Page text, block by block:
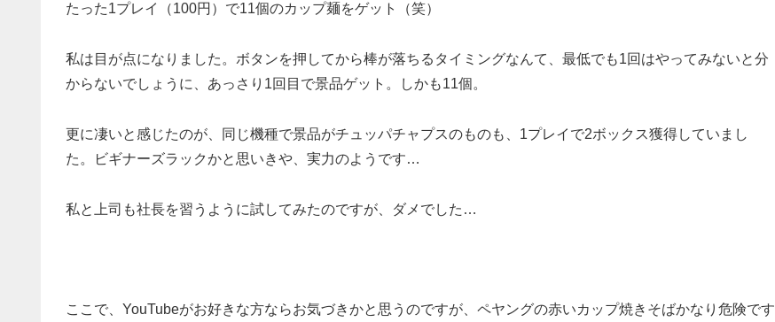
たった1プレイ（100円）で11個のカップ麺をゲット（笑）
私は目が点になりました。ボタンを押してから棒が落ちるタイミングなんて、最低でも1回はやってみないと分
からないでしょうに、あっさり1回目で景品ゲット。しかも11個。
更に凄いと感じたのが、同じ機種で景品がチュッパチャプスのものも、1プレイで2ボックス獲得していまし
た。ビギナーズラックかと思いきや、実力のようです…
私と上司も社長を習うように試してみたのですが、ダメでした…
ここで、YouTubeがお好きな方ならお気づきかと思うのですが、ペヤングの赤いカップ焼きそばかなり危険です